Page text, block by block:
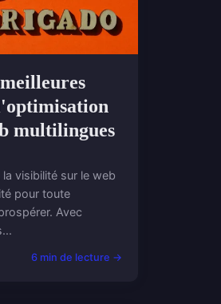
multilingues
visibilité sur le web
pour toute
Avec
6 min de lecture →